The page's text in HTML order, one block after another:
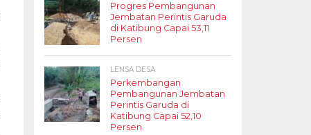
Progres Pembangunan
Jembatan Perintis Garuda
di Katibung Capai 53,11
Persen
LENSA DESA
Perkembangan
Pembangunan Jembatan
Perintis Garuda di
Katibung Capai 52,10
Persen